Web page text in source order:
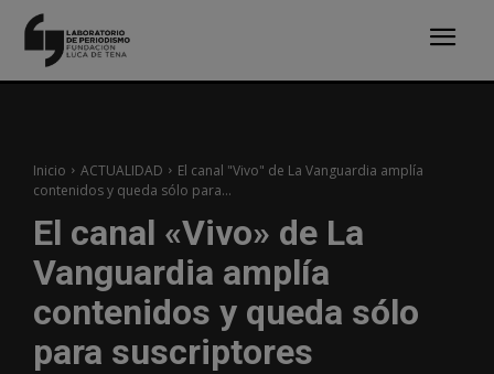
Inicio ACTUALIDAD
El canal "Vivo" de La Vanguardia amplía
contenidos y queda sólo para...
El canal «Vivo» de La
Vanguardia amplía
contenidos y queda sólo
para suscriptores